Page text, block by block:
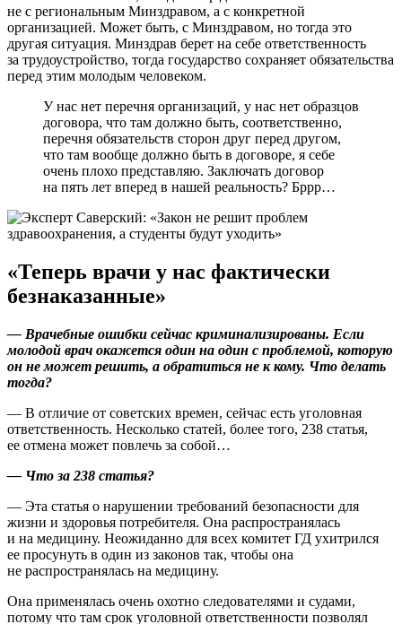
не с региональным Минздравом, а с конкретной
организацией. Может быть, с Минздравом, но тогда это
другая ситуация. Минздрав берет на себе ответственность
за трудоустройство, тогда государство сохраняет обязательства
перед этим молодым человеком.
У нас нет перечня организаций, у нас нет образцов
договора, что там должно быть, соответственно,
перечня обязательств сторон друг перед другом,
что там вообще должно быть в договоре, я себе
очень плохо представляю. Заключать договор
на пять лет вперед в нашей реальность? Бррр…
«Теперь врачи у нас фактически
безнаказанные»
— Врачебные ошибки сейчас криминализированы. Если
молодой врач окажется один на один с проблемой, которую
он не может решить, а обратиться не к кому. Что делать
тогда?
— В отличие от советских времен, сейчас есть уголовная
ответственность. Несколько статей, более того, 238 статья,
ее отмена может повлечь за собой…
— Что за 238 статья?
— Эта статья о нарушении требований безопасности для
жизни и здоровья потребителя. Она распространялась
и на медицину. Неожиданно для всех комитет ГД ухитрился
ее просунуть в один из законов так, чтобы она
не распространялась на медицину.
Она применялась очень охотно следователями и судами,
потому что там срок уголовной ответственности позволял